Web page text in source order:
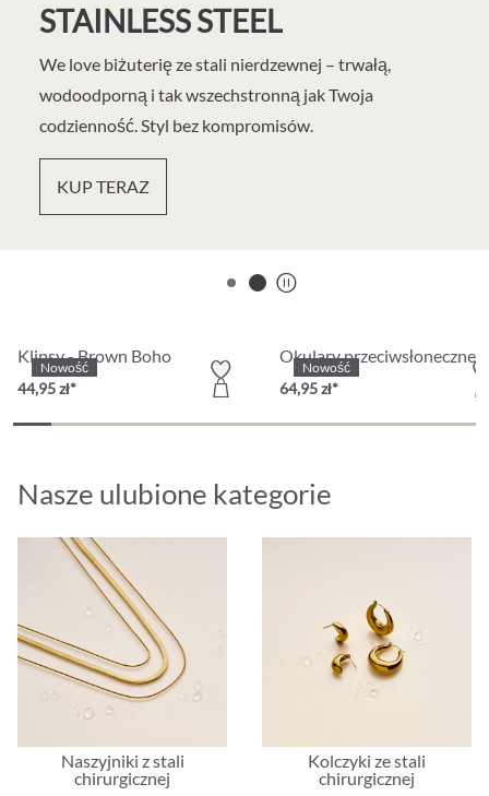
start/stop
STAINLESS STEEL
We love biżuterię ze stali nierdzewnej – trwałą,
wodoodporną i tak wszechstronną jak Twoja
codzienność. Styl bez kompromisów.
KUP TERAZ
Nowość
Klipsy - Brown Boho
44,95 zł*
Nowość
Okulary przeciwsłoneczne
64,95 zł*
Nasze ulubione kategorie
Naszyjniki z stali
chirurgicznej
Kolczyki ze stali
chirurgicznej